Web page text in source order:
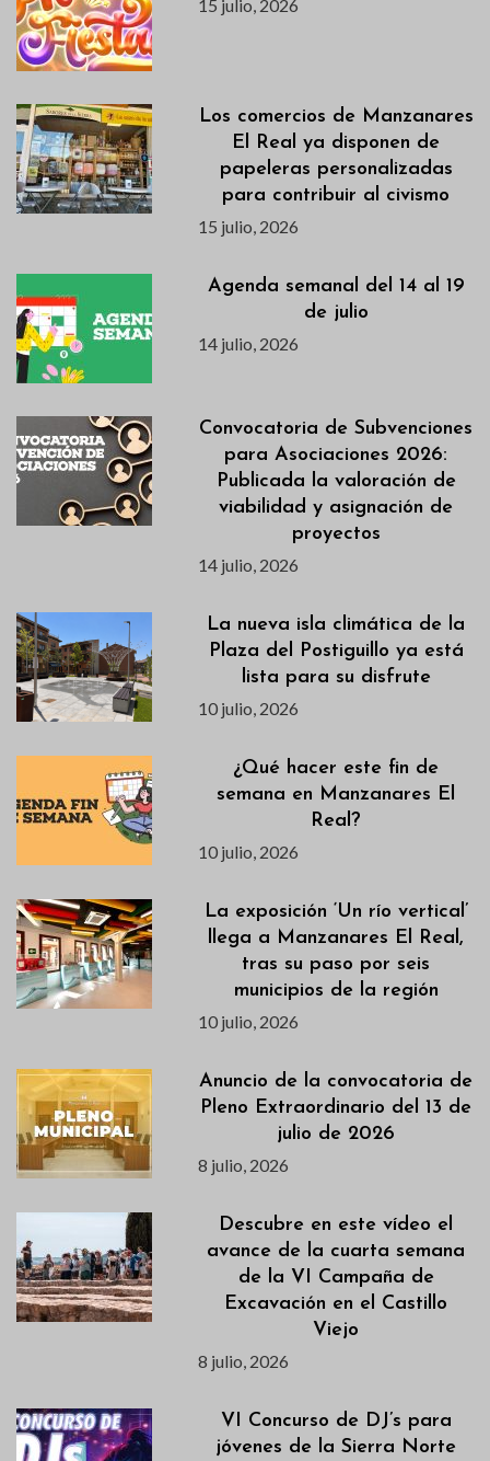
15 julio, 2026
Los comercios de Manzanares
El Real ya disponen de
papeleras personalizadas
para contribuir al civismo
15 julio, 2026
Agenda semanal del 14 al 19
de julio
14 julio, 2026
Convocatoria de Subvenciones
para Asociaciones 2026:
Publicada la valoración de
viabilidad y asignación de
proyectos
14 julio, 2026
La nueva isla climática de la
Plaza del Postiguillo ya está
lista para su disfrute
10 julio, 2026
¿Qué hacer este fin de
semana en Manzanares El
Real?
10 julio, 2026
La exposición ‘Un río vertical’
llega a Manzanares El Real,
tras su paso por seis
municipios de la región
10 julio, 2026
Anuncio de la convocatoria de
Pleno Extraordinario del 13 de
julio de 2026
8 julio, 2026
Descubre en este vídeo el
avance de la cuarta semana
de la VI Campaña de
Excavación en el Castillo
Viejo
8 julio, 2026
VI Concurso de DJ’s para
jóvenes de la Sierra Norte